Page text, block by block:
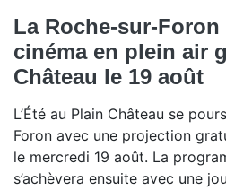
La Roche-sur-
cinéma en plein air
Château le 19 août
L’Été au Plain Château se
Foron avec une projection
le mercredi 19 août. La
s’achèvera ensuite avec une